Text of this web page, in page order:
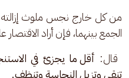
من كل خارج نجس ملوث إزالته
الجمع بينهما، فإن أراد
قال: أقل ما يجزئ في
تنقي وتزيل النجاسة وتنظف.